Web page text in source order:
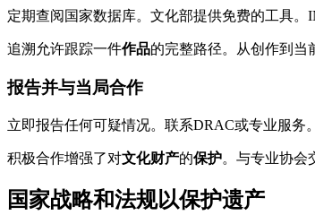
定期查阅国家数据库。文化部提供免费的工具。
追溯允许跟踪一件作品的完整路径。从创作到当
报告并与当局合作
立即报告任何可疑情况。联系DRAC或专业服务
积极合作增强了对文化财产的保护。与专业协会
国家战略和法规以保护遗产